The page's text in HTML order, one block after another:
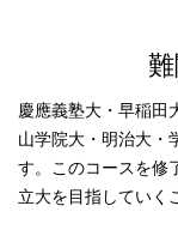
慶應義塾大・早稲田
山学院大・明治大・
す。このコースを修
立大を目指していく